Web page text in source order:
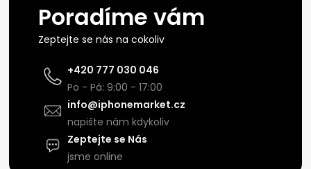
Poradíme vám
Zeptejte se nás na cokoliv
+420 777 030 046
Po - Pá: 9:00 - 17:00
info@iphonemarket.cz
napište nám kdykoliv
Zeptejte se Nás
jsme online